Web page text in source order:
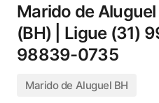
Marido de
(BH) | Ligue (31)
98839-0735
Marido de Aluguel BH